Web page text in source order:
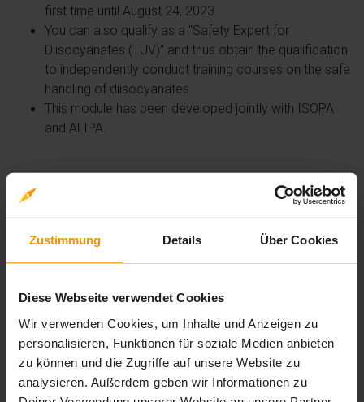
Zustimmung Details Über Cookies
Diese Webseite verwendet Cookies
Wir verwenden Cookies, um Inhalte und Anzeigen zu
personalisieren, Funktionen für soziale Medien anbieten
zu können und die Zugriffe auf unsere Website zu
analysieren. Außerdem geben wir Informationen zu
first time until August 24, 2023.
You can also qualify as a "Safety Expert for
Diisocyanates (TÜV)" and thus obtain the qualification
to independently conduct training courses on the safe
handling of diisocyanates.
This module has been developed jointly with ISOPA
and ALIPA.
Übersicht der Lerninhalte
Diisocyanates - Industrial applications -
3 Lernbausteine timelapse 1 Std. 00 Min.
General Training
Interaktiver Inhalt timelapse
Maintenance and Repair of equipment